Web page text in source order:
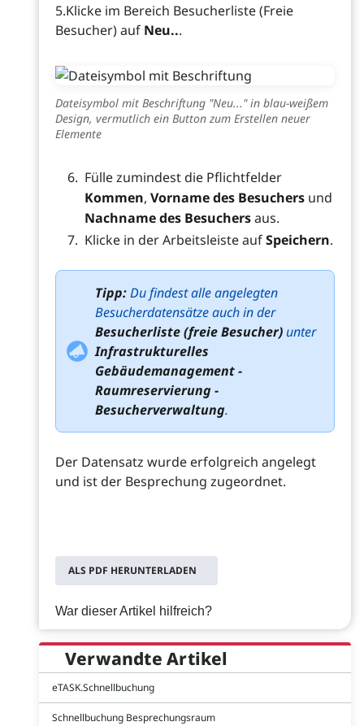
5.Klicke im Bereich Besucherliste (Freie
Besucher) auf Neu...
Dateisymbol mit Beschriftung "Neu..." in blau-weißem
Design, vermutlich ein Button zum Erstellen neuer
Elemente
Fülle zumindest die Pflichtfelder
Kommen, Vorname des Besuchers und
Nachname des Besuchersaus.
Klicke in der Arbeitsleiste aufSpeichern.
Tipp:Du findest alle angelegten
Besucherdatensätze auch in der
Besucherliste (freie Besucher) unter
Infrastrukturelles
Gebäudemanagement -
Raumreservierung -
Besucherverwaltung.
Der Datensatz wurde erfolgreich angelegt
und ist der Besprechung zugeordnet.
ALS PDF HERUNTERLADEN
War dieser Artikel hilfreich?
Verwandte Artikel
eTASK.Schnellbuchung
Schnellbuchung Besprechungsraum